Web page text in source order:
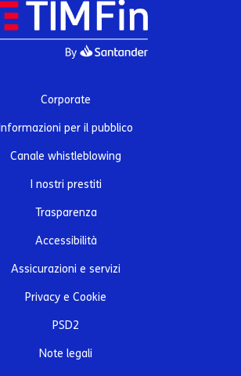
Corporate
Informazioni per il pubblico
Canale whistleblowing
I nostri prestiti
Trasparenza
Accessibilità
Assicurazioni e servizi
Privacy e Cookie
PSD2
Note legali